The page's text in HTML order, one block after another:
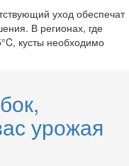
уход обеспечат
В регионах, где
кусты необходимо
урожая